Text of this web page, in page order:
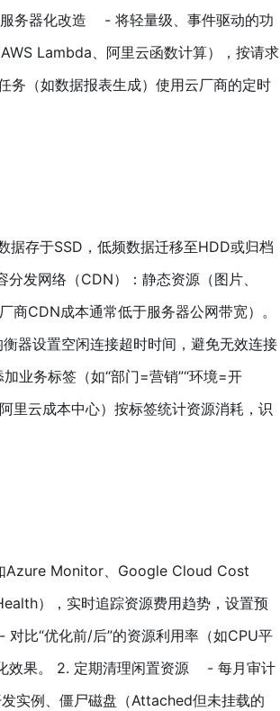
务器化改造 - 将轻量级、事件驱动的功
Lambda、阿里云函数计算），按请求
（如数据报表生成）使用云厂商的定时
存于SSD，低频数据迁移至HDD或归档
发网络（CDN）：静态资源（图片、
CDN成本通常低于服务器公网带宽）。
器设置空闲连接超时时间，避免无效连接
务标签（如“部门=营销”“环境=开
里云成本中心）按标签统计资源消耗，识
Azure Monitor、Google Cloud Cost
），实时追踪资源费用趋势，设置预
比“优化前/后”的资源利用率（如CPU平
效果。 2. 定期清理闲置资源 - 每月审计
实例、僵尸磁盘（Attached但未挂载的